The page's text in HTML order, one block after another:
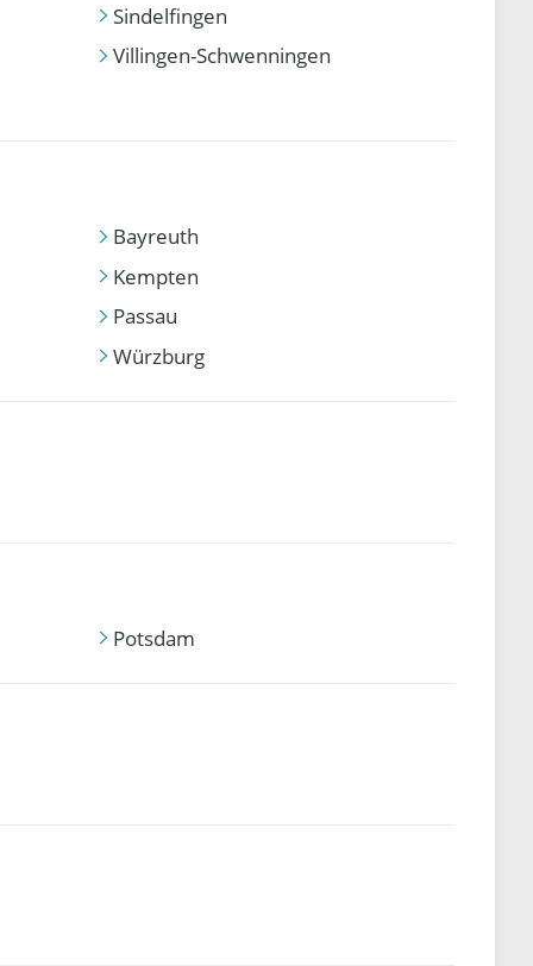
Sindelfingen
Villingen-Schwenningen
Bayreuth
Kempten
Passau
Würzburg
Potsdam